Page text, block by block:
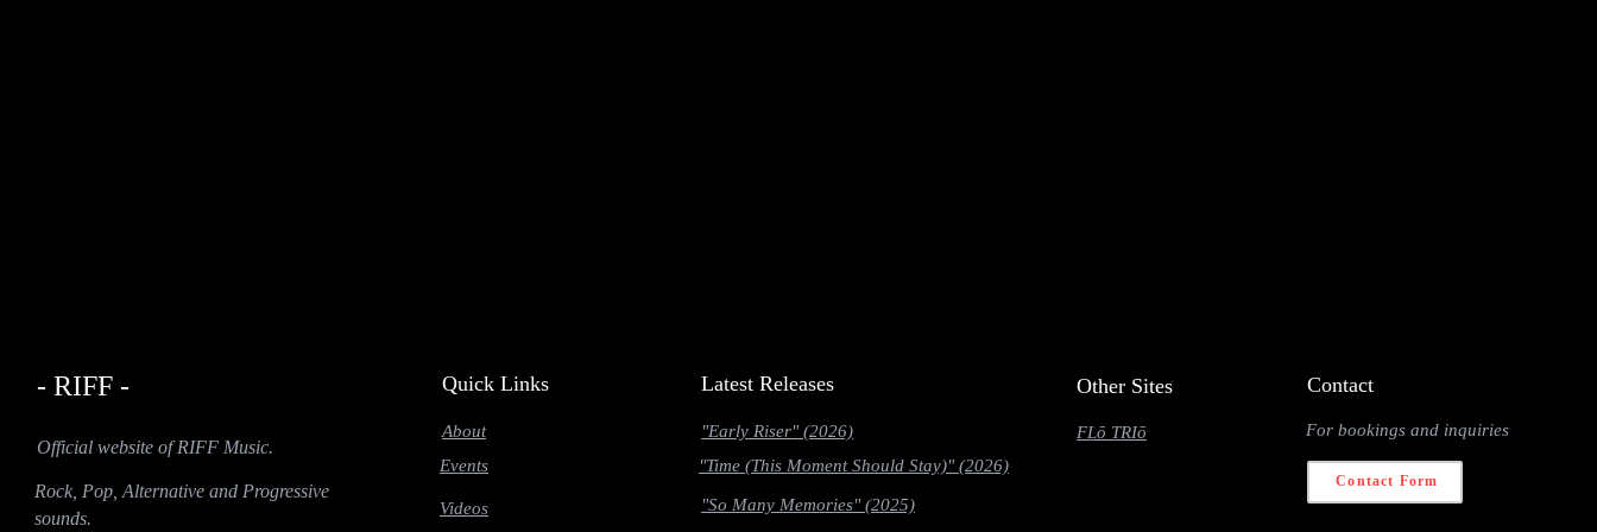
- RIFF -
Official website of RIFF Music.
Quick Links
About
Events
Videos
Latest Releases
"Early Riser" (2026)
"Time (This Moment Should Stay)" (2026)
"So Many Memories" (2025)
Contact
For bookings and inquiries
Contact Form
Rock, Pop, Alternative and Progressive
sounds.
Other Sites
FLō TRIō